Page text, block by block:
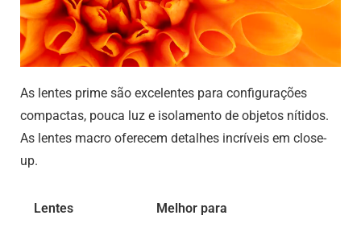
As lentes prime são excelentes para configurações
compactas, pouca luz e isolamento de objetos nítidos.
As lentes macro oferecem detalhes incríveis em close-
up.
Lentes Melhor para